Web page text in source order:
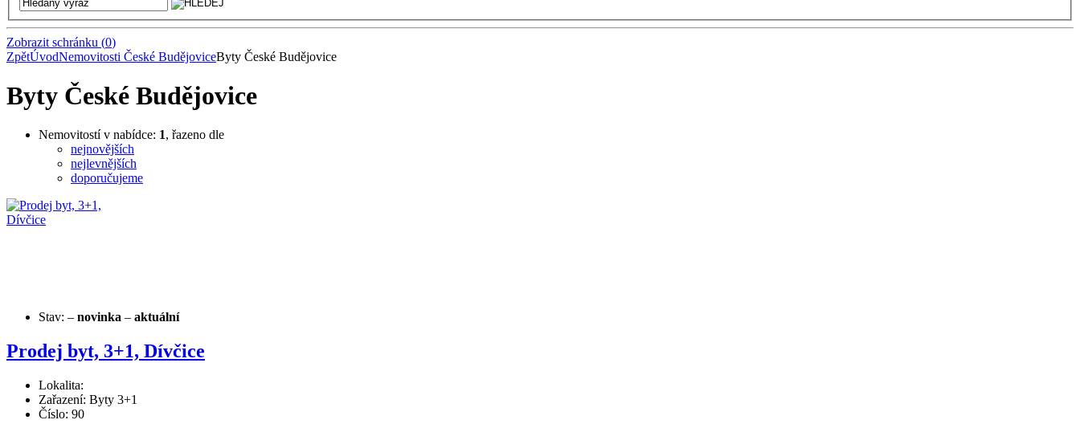
Zobrazit schránku (0)
ZpětÚvodNemovitosti České BudějoviceByty České Budějovice
Byty České Budějovice
Nemovitostí v nabídce: 1, řazeno dle
nejnovějších
nejlevnějších
doporučujeme
Stav: – novinka – aktuální
Prodej byt, 3+1, Dívčice
Lokalita:
Zařazení: Byty 3+1
Číslo: 90